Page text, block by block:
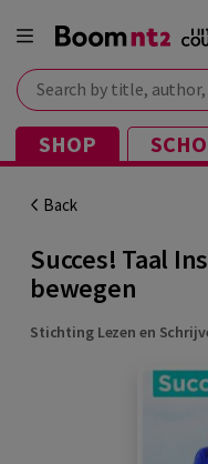
Search by title, author,
SHOP
Back
Succes! Taal
bewegen
Stichting Lezen en